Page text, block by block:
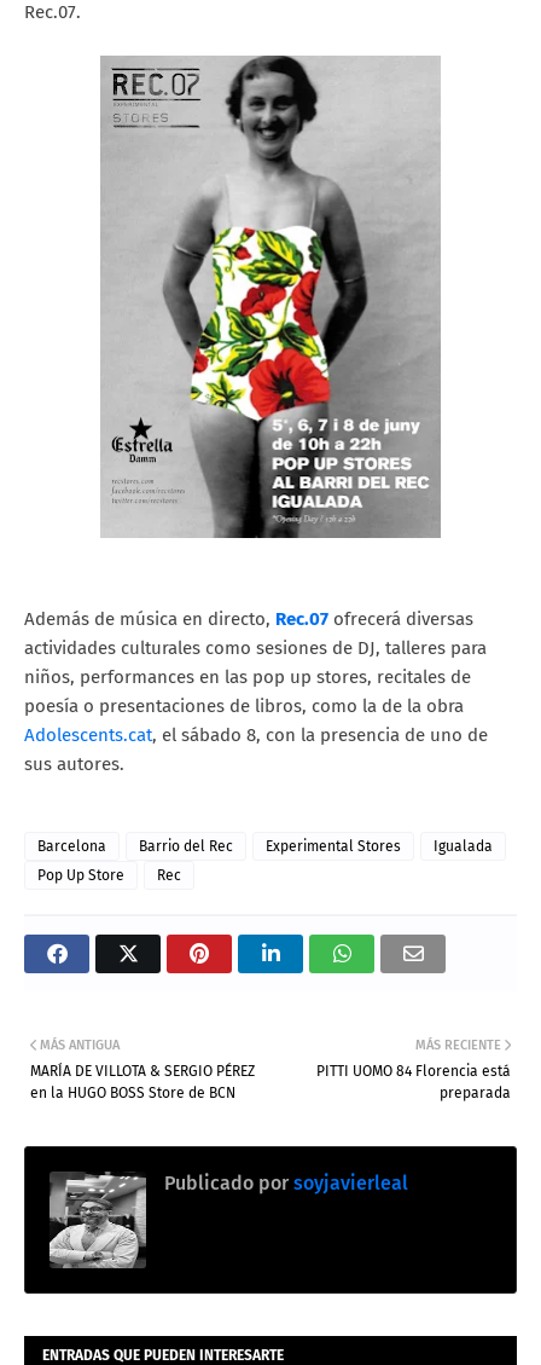
Rec.07.
Además de música en directo, Rec.07 ofrecerá diversas
actividades culturales como sesiones de DJ, talleres para
niños, performances en las pop up stores, recitales de
poesía o presentaciones de libros, como la de la obra
Adolescents.cat, el sábado 8, con la presencia de uno de
sus autores.
Barcelona Barrio del Rec Experimental Stores
Igualada
Pop Up Store
Rec
MÁS RECIENTE
PITTI UOMO 84 Florencia está
preparada
MÁS ANTIGUA
MARÍA DE VILLOTA & SERGIO PÉREZ
en la HUGO BOSS Store de BCN
Publicado por soyjavierleal
ENTRADAS QUE PUEDEN INTERESARTE